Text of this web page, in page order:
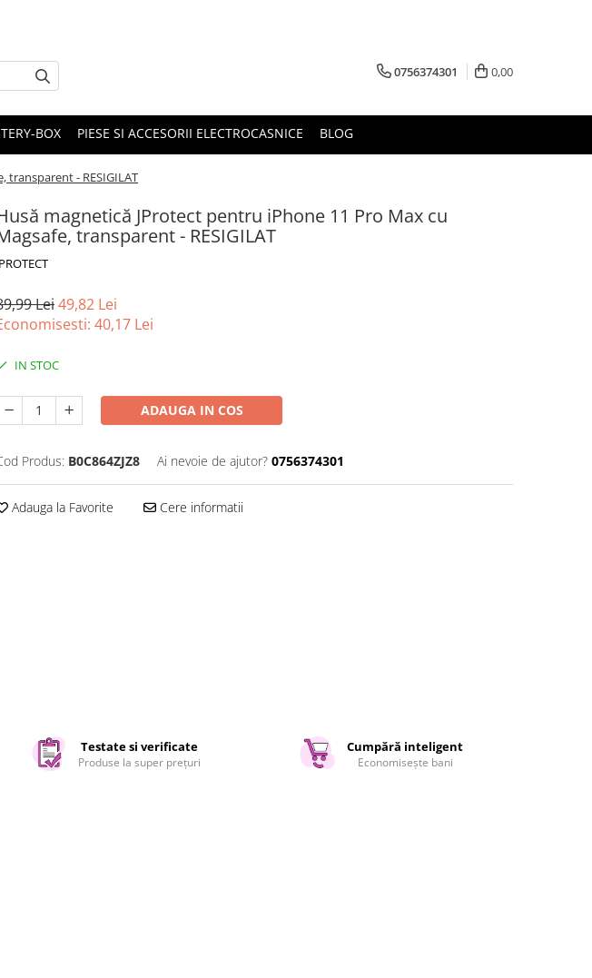
0756374301 0,00
BOX PIESE SI ACCESORII ELECTROCASNICE BLOG
transparent - RESIGILAT
magnetică JProtect pentru iPhone 11 Pro Max cu
transparent - RESIGILAT
Lei49,82 Lei
40,17 Lei
IN STOC
ADAUGA IN COS
Produs: B0C864ZJZ8 Ai nevoie de ajutor? 0756374301
Adauga la Favorite Cere informatii
Testate si verificate
Produse la super prețuri
Cumpără inteligent
Economisește bani